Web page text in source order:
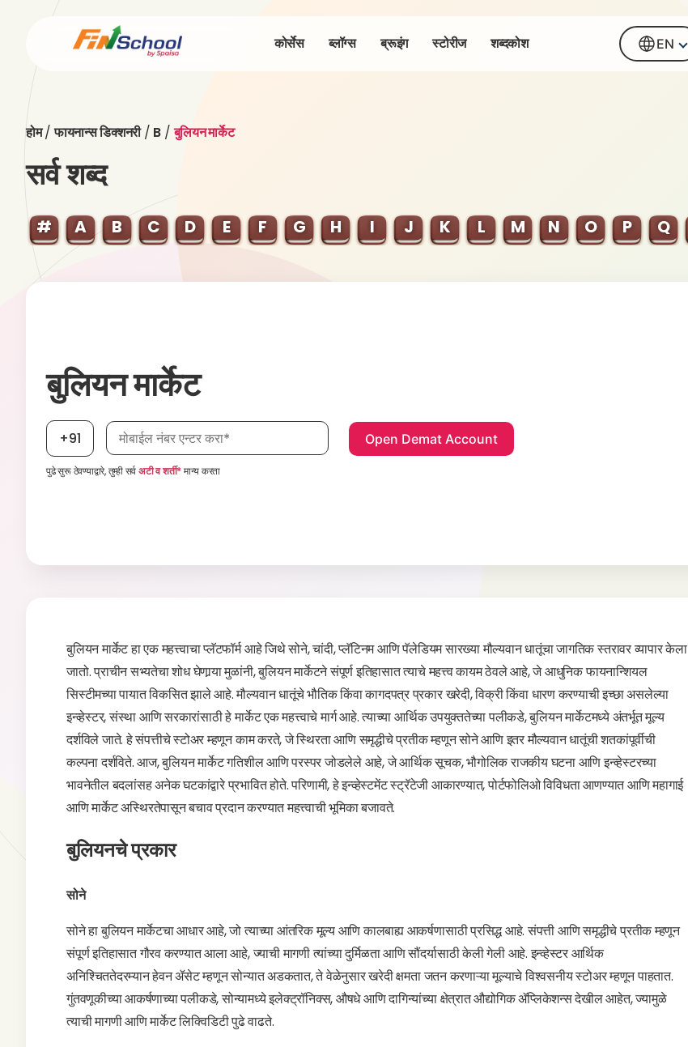
कोर्सेस ब्लॉग्स ब्रूइंग स्टोरीज शब्दकोश EN
होम/फायनान्स डिक्शनरी/ B /बुलियन मार्केट
सर्व शब्द
# A B C D E F G H I J K L M N O P Q
बुलियन मार्केट
+91 मोबाईल नंबर, आवश्यक
पुढे सुरू ठेवण्याद्वारे, तुम्ही सर्वअटी व शर्ती*मान्य करता
बुलियन मार्केट हा एक महत्त्वाचा प्लॅटफॉर्म आहे जिथे सोने, चांदी, प्लॅटिनम आणि पॅलेडियम सारख्या मौल्यवान धातूंचा जागतिक स्तरावर व्यापार केला
जातो. प्राचीन सभ्यतेचा शोध घेणार्‍या मुळांनी, बुलियन मार्केटने संपूर्ण इतिहासात त्याचे महत्त्व कायम ठेवले आहे, जे आधुनिक फायनान्शियल
सिस्टीमच्या पायात विकसित झाले आहे. मौल्यवान धातूंचे भौतिक किंवा कागदपत्र प्रकार खरेदी, विक्री किंवा धारण करण्याची इच्छा असलेल्या
इन्व्हेस्टर, संस्था आणि सरकारांसाठी हे मार्केट एक महत्त्वाचे मार्ग आहे. त्याच्या आर्थिक उपयुक्ततेच्या पलीकडे, बुलियन मार्केटमध्ये अंतर्भूत मूल्य
दर्शविले जाते. हे संपत्तीचे स्टोअर म्हणून काम करते, जे स्थिरता आणि समृद्धीचे प्रतीक म्हणून सोने आणि इतर मौल्यवान धातूंची शतकांपूर्वीची
कल्पना दर्शविते. आज, बुलियन मार्केट गतिशील आणि परस्पर जोडलेले आहे, जे आर्थिक सूचक, भौगोलिक राजकीय घटना आणि इन्व्हेस्टरच्या
भावनेतील बदलांसह अनेक घटकांद्वारे प्रभावित होते. परिणामी, हे इन्व्हेस्टमेंट स्ट्रॅटेजी आकारण्यात, पोर्टफोलिओ विविधता आणण्यात आणि महागाई
आणि मार्केट अस्थिरतेपासून बचाव प्रदान करण्यात महत्त्वाची भूमिका बजावते.
बुलियनचे प्रकार
सोने
सोने हा बुलियन मार्केटचा आधार आहे, जो त्याच्या आंतरिक मूल्य आणि कालबाह्य आकर्षणासाठी प्रसिद्ध आहे. संपत्ती आणि समृद्धीचे प्रतीक म्हणून
संपूर्ण इतिहासात गौरव करण्यात आला आहे, ज्याची मागणी त्यांच्या दुर्मिळता आणि सौंदर्यासाठी केली गेली आहे. इन्व्हेस्टर आर्थिक
अनिश्चिततेदरम्यान हेवन ॲसेट म्हणून सोन्यात अडकतात, ते वेळेनुसार खरेदी क्षमता जतन करणाऱ्या मूल्याचे विश्वसनीय स्टोअर म्हणून पाहतात.
गुंतवणूकीच्या आकर्षणाच्या पलीकडे, सोन्यामध्ये इलेक्ट्रॉनिक्स, औषधे आणि दागिन्यांच्या क्षेत्रात औद्योगिक ॲप्लिकेशन्स देखील आहेत, ज्यामुळे
त्याची मागणी आणि मार्केट लिक्विडिटी पुढे वाढते.